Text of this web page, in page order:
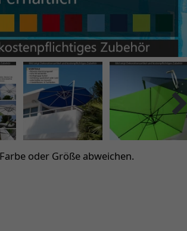
oder Größe abweichen.